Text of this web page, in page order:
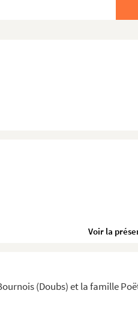
(Doubs) et la famille